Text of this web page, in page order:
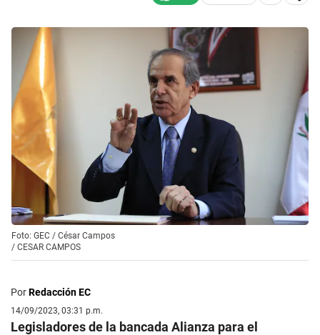
Foto: GEC / César Campos
/ CESAR CAMPOS
PorRedacción EC
14/09/2023, 03:31 p.m.
Legisladores de la bancada Alianza para el